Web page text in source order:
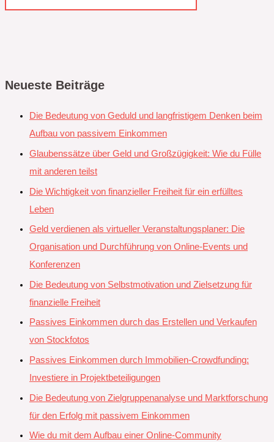
Neueste Beiträge
Die Bedeutung von Geduld und langfristigem Denken beim
Aufbau von passivem Einkommen
Glaubenssätze über Geld und Großzügigkeit: Wie du Fülle
mit anderen teilst
Die Wichtigkeit von finanzieller Freiheit für ein erfülltes
Leben
Geld verdienen als virtueller Veranstaltungsplaner: Die
Organisation und Durchführung von Online-Events und
Konferenzen
Die Bedeutung von Selbstmotivation und Zielsetzung für
finanzielle Freiheit
Passives Einkommen durch das Erstellen und Verkaufen
von Stockfotos
Passives Einkommen durch Immobilien-Crowdfunding:
Investiere in Projektbeteiligungen
Die Bedeutung von Zielgruppenanalyse und Marktforschung
für den Erfolg mit passivem Einkommen
Wie du mit dem Aufbau einer Online-Community